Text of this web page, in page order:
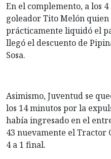
En el complemento, a los
goleador Tito Melón quien
prácticamente liquidó el
llegó el descuento de
Sosa.
Asimismo, Juventud se
los 14 minutos por la
había ingresado en el
43 nuevamente el Tractor
4 a 1 final.